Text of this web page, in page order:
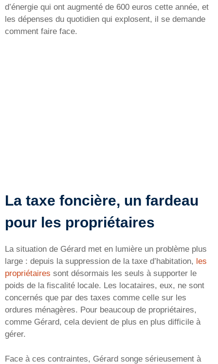
d’énergie qui ont augmenté de 600 euros cette année, et
les dépenses du quotidien qui explosent, il se demande
comment faire face.
La taxe foncière, un fardeau
pour les propriétaires
La situation de Gérard met en lumière un problème plus
large : depuis la suppression de la taxe d’habitation, les
propriétaires sont désormais les seuls à supporter le
poids de la fiscalité locale. Les locataires, eux, ne sont
concernés que par des taxes comme celle sur les
ordures ménagères. Pour beaucoup de propriétaires,
comme Gérard, cela devient de plus en plus difficile à
gérer.
Face à ces contraintes, Gérard songe sérieusement à